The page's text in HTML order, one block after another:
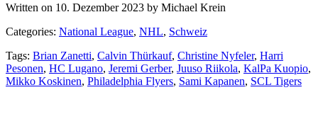
Written on 10. Dezember 2023 by Michael Krein
Categories: National League, NHL, Schweiz
Tags: Brian Zanetti, Calvin Thürkauf, Christine Nyfeler, Harri
Pesonen, HC Lugano, Jeremi Gerber, Juuso Riikola, KalPa Kuopio,
Mikko Koskinen, Philadelphia Flyers, Sami Kapanen, SCL Tigers